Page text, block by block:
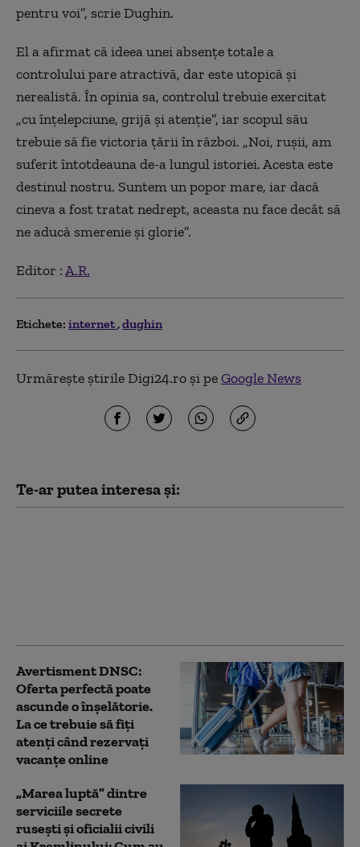
pentru voi”, scrie Dughin.
El a afirmat că ideea unei absențe totale a
controlului pare atractivă, dar este utopică și
nerealistă. În opinia sa, controlul trebuie exercitat
„cu înțelepciune, grijă și atenție”, iar scopul său
trebuie să fie victoria țării în război. „Noi, rușii, am
suferit întotdeauna de-a lungul istoriei. Acesta este
destinul nostru. Suntem un popor mare, iar dacă
cineva a fost tratat nedrept, aceasta nu face decât să
ne aducă smerenie și glorie”.
Editor :A.R.
Etichete: internet dughin
Urmărește știrile Digi24.ro și peGoogle News
Te-ar putea interesa și:
Avertisment DNSC:
Oferta perfectă poate
ascunde o înşelătorie.
La ce trebuie să fiți
atenți când rezervați
vacanțe online
„Marea luptă” dintre
serviciile secrete
rusești și oficialii civili